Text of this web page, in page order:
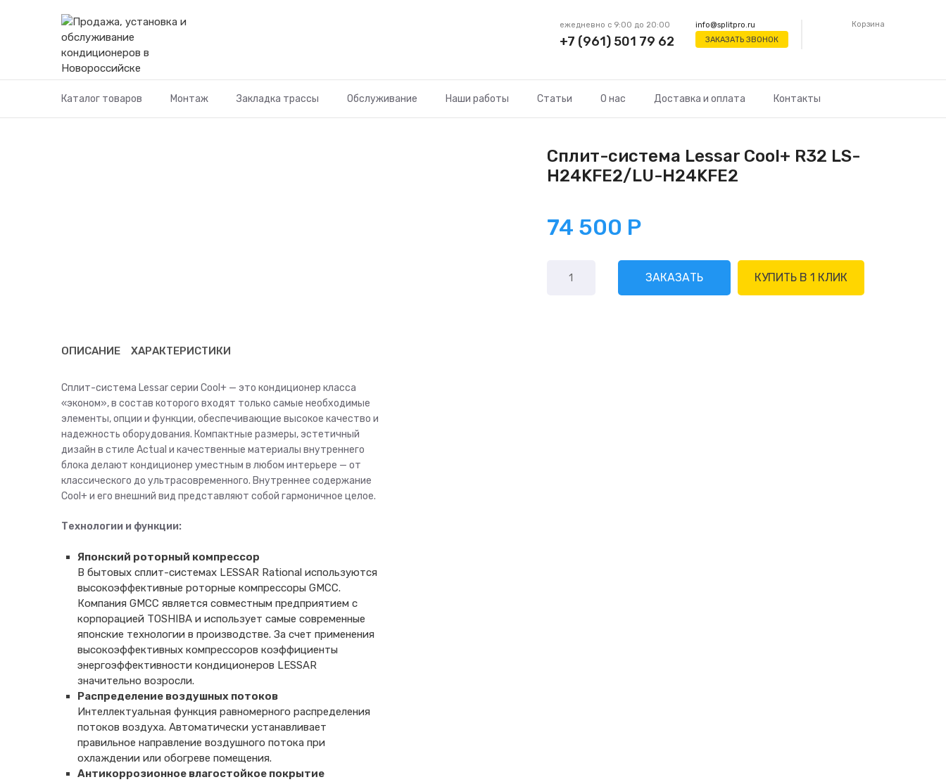
содержимому
info@splitpro.ru
ЗАКАЗАТЬ ЗВОНОК
ежедневно с 9:00 до 20:00
+7 (961) 501 79 62
Корзина
Каталог товаров Монтаж Закладка трассы Обслуживание Наши работы Статьи О нас Доставка и оплата Контакты
Сплит-система Lessar Cool+ R32 LS-
H24KFE2/LU-H24KFE2
74 500 Р
товара
ЗАКАЗАТЬ КУПИТЬ В 1 КЛИК
ОПИСАНИЕ ХАРАКТЕРИСТИКИ
Сплит-система Lessar серии Cool+ — это кондиционер класса
«эконом», в состав которого входят только самые необходимые
элементы, опции и функции, обеспечивающие высокое качество и
надежность оборудования. Компактные размеры, эстетичный
дизайн в стиле Actual и качественные материалы внутреннего
блока делают кондиционер уместным в любом интерьере — от
классического до ультрасовременного. Внутреннее содержание
Cool+ и его внешний вид представляют собой гармоничное целое.
Технологии и функции:
Японский роторный компрессор
В бытовых сплит-системах LESSAR Rational используются
высокоэффективные роторные компрессоры GMCC.
Компания GMCC является совместным предприятием с
корпорацией TOSHIBA и использует самые современные
японские технологии в производстве. За счет применения
высокоэффективных компрессоров коэффициенты
энергоэффективности кондиционеров LESSAR
значительно возросли.
Распределение воздушных потоков
Интеллектуальная функция равномерного распределения
потоков воздуха. Автоматически устанавливает
правильное направление воздушного потока при
охлаждении или обогреве помещения.
Антикоррозионное влагостойкое покрытие